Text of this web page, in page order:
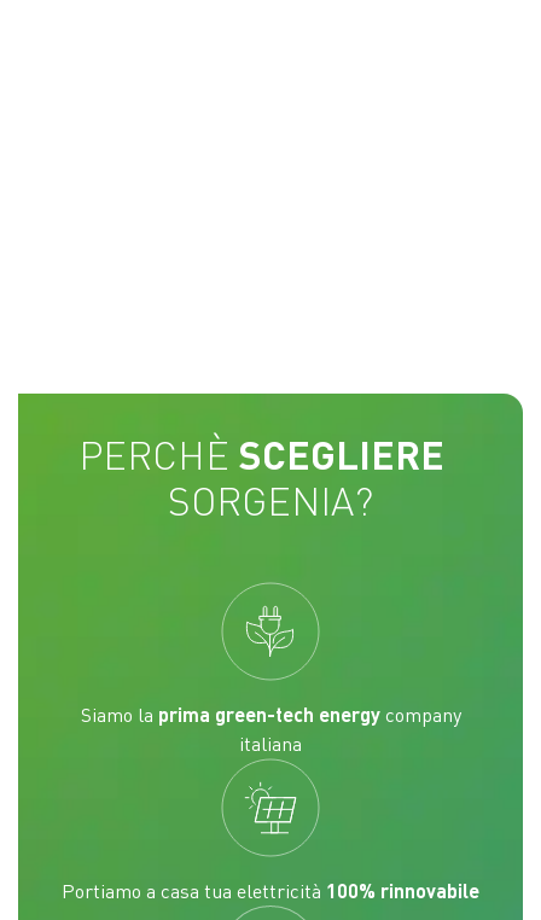
PERCHÈ SCEGLIERE
SORGENIA?
Siamo la prima green-tech energycompany
italiana
Portiamo a casa tua elettricità 100% rinnovabile